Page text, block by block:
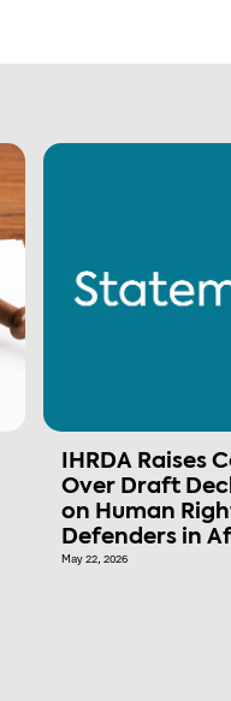
IHRDA Raises
Over Draft
on Human
Defenders in
May 22, 2026